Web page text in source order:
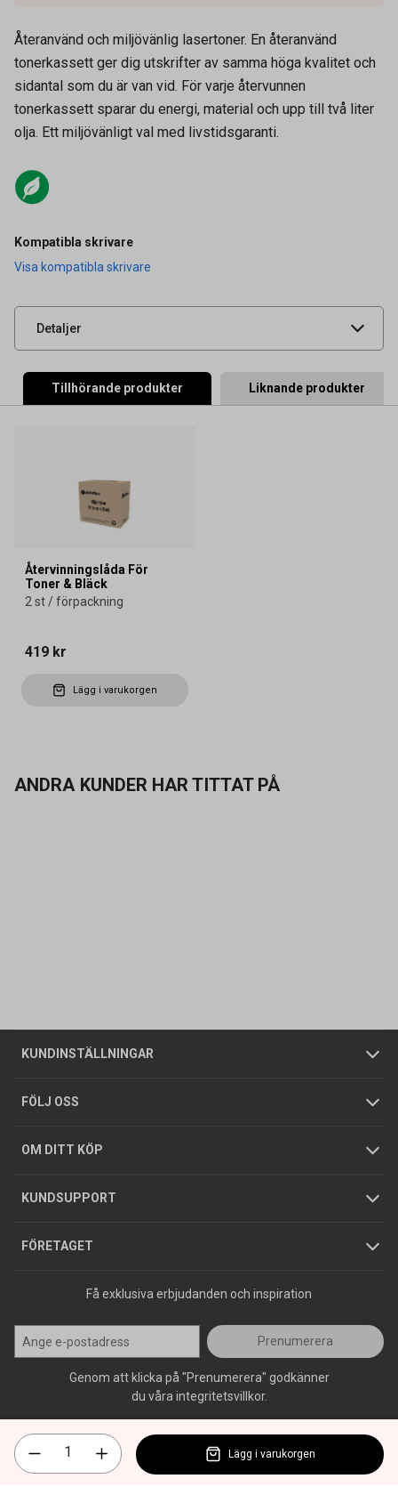
Återanvänd och miljövänlig lasertoner. En återanvänd
tonerkassett ger dig utskrifter av samma höga kvalitet och
sidantal som du är van vid. För varje återvunnen
tonerkassett sparar du energi, material och upp till två liter
olja. Ett miljövänligt val med livstidsgaranti.
Kompatibla skrivare
Visa kompatibla skrivare
Detaljer
Artikelnummer
Leverantörens
UNSPSC 44103103
Tillhörande produkter Liknande produkter
Återvinningslåda För
Toner & Bläck
2 st / förpackning
419 kr
Lägg i varukorgen
ANDRA KUNDER HAR TITTAT PÅ
KUNDINSTÄLLNINGAR
Företagskund / Privatkund
FÖLJ OSS
OM DITT KÖP
Allmänna försäljningsvillkor
Integritetspolicy
GDPR
KUNDSUPPORT
Butiker
Foldrar och kataloger
Köpguider
Varumärken
FÖRETAGET
Om oss
Tjänster
Hållbarhet
Jobba hos oss
Press
Få exklusiva erbjudanden och inspiration
Prenumerera
Genom att klicka på "Prenumerera" godkänner
du våra integritetsvillkor.
Lägg i varukorgen